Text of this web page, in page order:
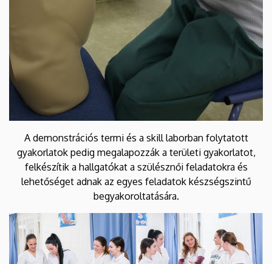
A demonstrációs termi és a skill laborban folytatott
gyakorlatok pedig megalapozzák a területi gyakorlatot,
felkészítik a hallgatókat a szülésznői feladatokra és
lehetőséget adnak az egyes feladatok készségszintű
begyakoroltatására.